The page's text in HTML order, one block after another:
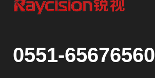
0551-65676560